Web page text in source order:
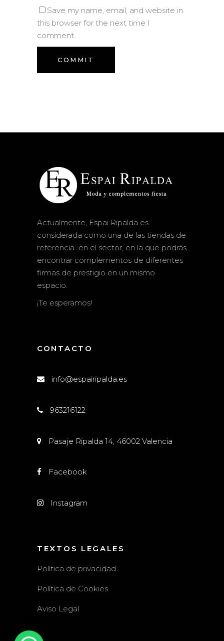
Save my name, email, and website in
this browser for the next time I
comment.
Actualmente, Espai Ripalda es
considerada como una de las tiendas de
referencia en el sector, en la que podrás
encontrar complementos de diferentes
firmas de prestigio en un mismo
espacio.
¡Te esperamos!
CONTACTO
info@espairipalda.es
963216122
Pasaje Ripalda 14, 46002 Valencia
Facebook
Instagram
TEXTOS LEGALES
Política de privacidad
Política de Cookies
Aviso Legal